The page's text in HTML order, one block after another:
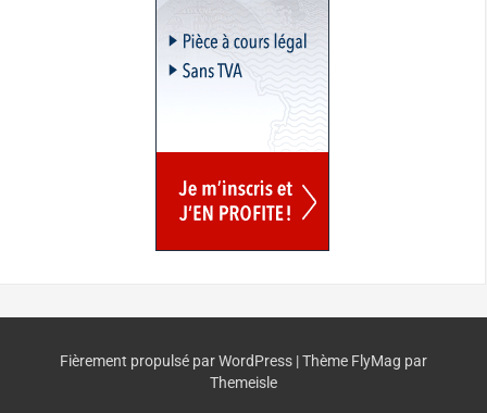
Fièrement propulsé par WordPress |Thème FlyMag par
Themeisle